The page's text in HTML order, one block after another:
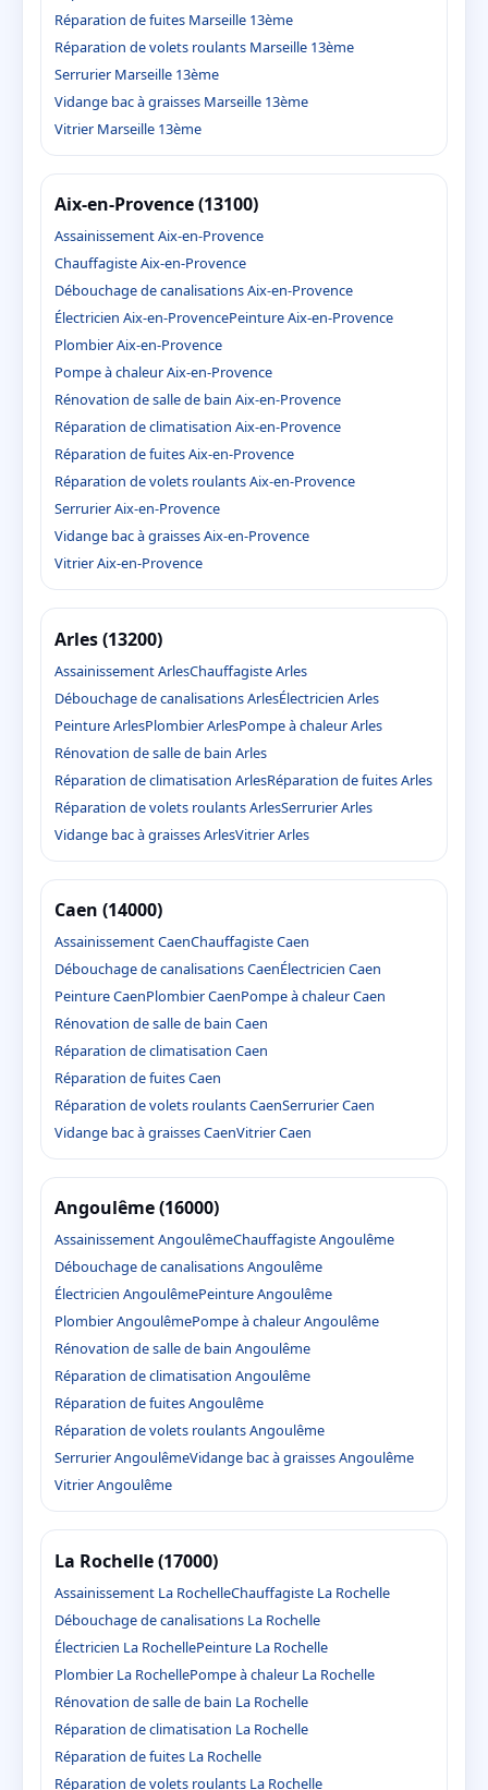
Réparation de fuites Marseille 13ème
Réparation de volets roulants Marseille 13ème
Serrurier Marseille 13ème
Vidange bac à graisses Marseille 13ème
Vitrier Marseille 13ème
Aix-en-Provence (13100)
Assainissement Aix-en-Provence
Chauffagiste Aix-en-Provence
Débouchage de canalisations Aix-en-Provence
Électricien Aix-en-ProvencePeinture Aix-en-Provence
Plombier Aix-en-Provence
Pompe à chaleur Aix-en-Provence
Rénovation de salle de bain Aix-en-Provence
Réparation de climatisation Aix-en-Provence
Réparation de fuites Aix-en-Provence
Réparation de volets roulants Aix-en-Provence
Serrurier Aix-en-Provence
Vidange bac à graisses Aix-en-Provence
Vitrier Aix-en-Provence
Arles (13200)
Assainissement ArlesChauffagiste Arles
Débouchage de canalisations ArlesÉlectricien Arles
Peinture ArlesPlombier ArlesPompe à chaleur Arles
Rénovation de salle de bain Arles
Réparation de climatisation ArlesRéparation de fuites Arles
Réparation de volets roulants ArlesSerrurier Arles
Vidange bac à graisses ArlesVitrier Arles
Caen (14000)
Assainissement CaenChauffagiste Caen
Débouchage de canalisations CaenÉlectricien Caen
Peinture CaenPlombier CaenPompe à chaleur Caen
Rénovation de salle de bain Caen
Réparation de climatisation Caen
Réparation de fuites Caen
Réparation de volets roulants CaenSerrurier Caen
Vidange bac à graisses CaenVitrier Caen
Angoulême (16000)
Assainissement AngoulêmeChauffagiste Angoulême
Débouchage de canalisations Angoulême
Électricien AngoulêmePeinture Angoulême
Plombier AngoulêmePompe à chaleur Angoulême
Rénovation de salle de bain Angoulême
Réparation de climatisation Angoulême
Réparation de fuites Angoulême
Réparation de volets roulants Angoulême
Serrurier AngoulêmeVidange bac à graisses Angoulême
Vitrier Angoulême
La Rochelle (17000)
Assainissement La RochelleChauffagiste La Rochelle
Débouchage de canalisations La Rochelle
Électricien La RochellePeinture La Rochelle
Plombier La RochellePompe à chaleur La Rochelle
Rénovation de salle de bain La Rochelle
Réparation de climatisation La Rochelle
Réparation de fuites La Rochelle
Réparation de volets roulants La Rochelle